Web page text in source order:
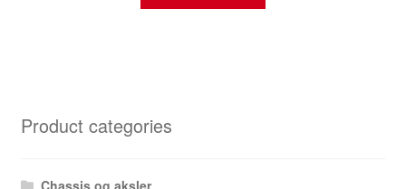
Product categories
Chassis og aksler